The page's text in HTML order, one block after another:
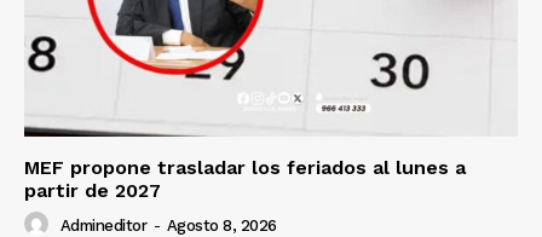
MEF propone trasladar los feriados al lunes a
partir de 2027
Admineditor - Agosto 8, 2026